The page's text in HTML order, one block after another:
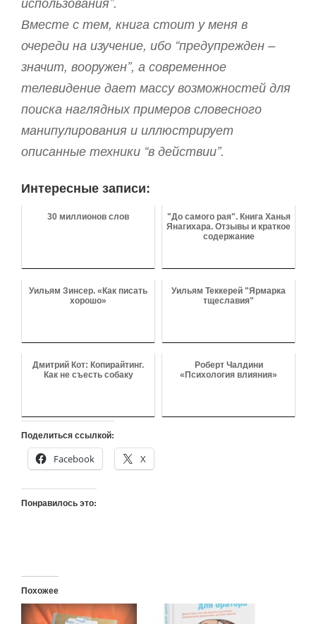
Вместе с тем, книга стоит у меня в
очереди на изучение, ибо “предупрежден –
значит, вооружен”, а современное
телевидение дает массу возможностей для
поиска наглядных примеров словесного
манипулирования и иллюстрирует
описанные техники “в действии”.
Интересные записи:
30 миллионов слов
"До самого рая". Книга Ханья
Янагихара. Отзывы и краткое
содержание
Уильям Зинсер. «Как писать
хорошо»
Уильям Теккерей "Ярмарка
тщеславия"
Дмитрий Кот: Копирайтинг.
Как не съесть собаку
Роберт Чалдини
«Психология влияния»
Поделиться ссылкой:
Facebook
X
Понравилось это:
Похожее